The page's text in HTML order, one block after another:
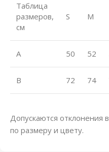
Таблица
размеров,
см
S M
A 50 52
B 72 74
Допускаются отклонения
по размеру и цвету.